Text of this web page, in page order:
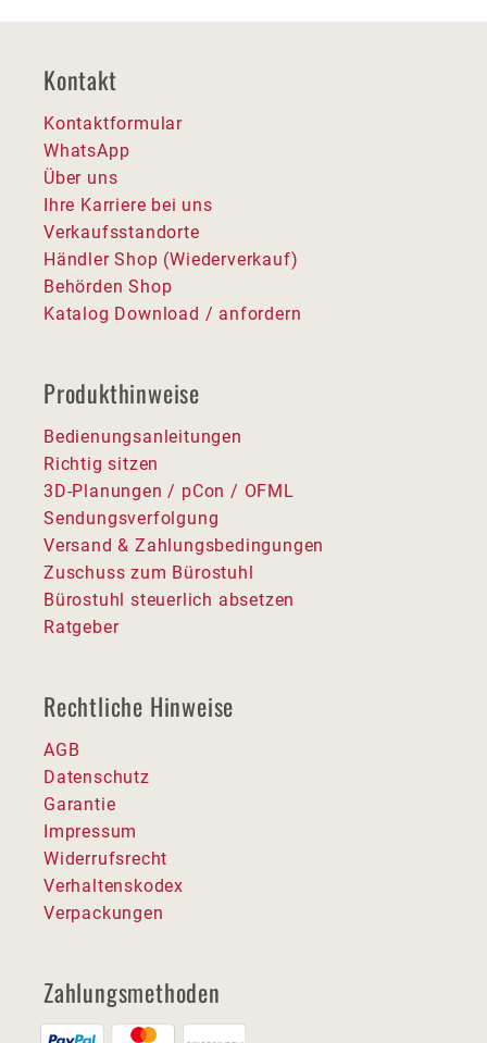
Kontakt
Kontaktformular
WhatsApp
Über uns
Ihre Karriere bei uns
Verkaufsstandorte
Händler Shop (Wiederverkauf)
Behörden Shop
Katalog Download / anfordern
Produkthinweise
Bedienungsanleitungen
Richtig sitzen
3D-Planungen / pCon / OFML
Sendungsverfolgung
Versand & Zahlungsbedingungen
Zuschuss zum Bürostuhl
Bürostuhl steuerlich absetzen
Ratgeber
Rechtliche Hinweise
AGB
Datenschutz
Garantie
Impressum
Widerrufsrecht
Verhaltenskodex
Verpackungen
Zahlungsmethoden